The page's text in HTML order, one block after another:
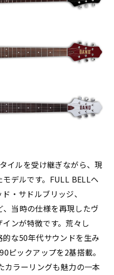
イルを受け継ぎながら、現
デルです。FULL BELLヘ
・サドルブリッジ、
、当時の仕様を再現したヴ
ンが特徴です。荒々し
な50年代サウンドを生み
ピックアップを2基搭載。
カラーリングも魅力の一本